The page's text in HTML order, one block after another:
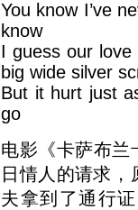
You know I’ve
know
I guess our
big wide silver
But it hurt just
go
电影《卡萨布兰
日情人的请求
夫拿到了通行